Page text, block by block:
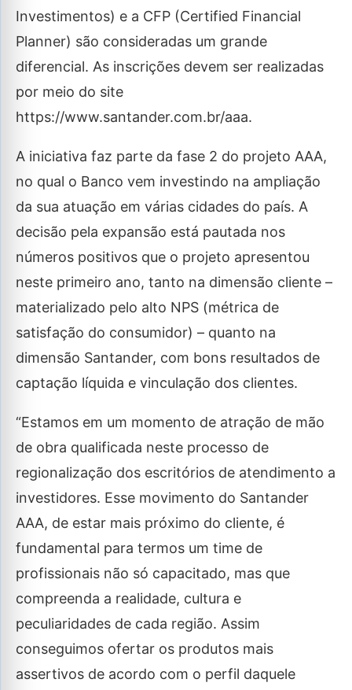
Investimentos) e a CFP (Certified Financial
Planner) são consideradas um grande
diferencial. As inscrições devem ser realizadas
por meio do site
https://www.santander.com.br/aaa.
A iniciativa faz parte da fase 2 do projeto AAA,
no qual o Banco vem investindo na ampliação
da sua atuação em várias cidades do país. A
decisão pela expansão está pautada nos
números positivos que o projeto apresentou
neste primeiro ano, tanto na dimensão cliente –
materializado pelo alto NPS (métrica de
satisfação do consumidor) – quanto na
dimensão Santander, com bons resultados de
captação líquida e vinculação dos clientes.
“Estamos em um momento de atração de mão
de obra qualificada neste processo de
regionalização dos escritórios de atendimento a
investidores. Esse movimento do Santander
AAA, de estar mais próximo do cliente, é
fundamental para termos um time de
profissionais não só capacitado, mas que
compreenda a realidade, cultura e
peculiaridades de cada região. Assim
conseguimos ofertar os produtos mais
assertivos de acordo com o perfil daquele